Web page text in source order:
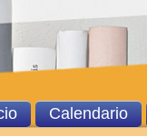
Calendario